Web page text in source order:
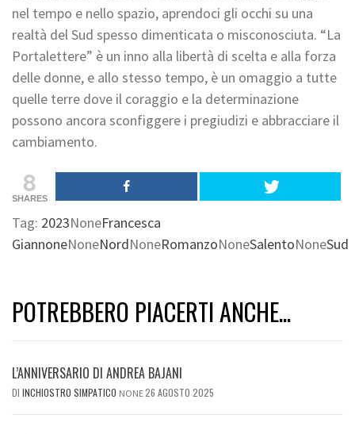
nel tempo e nello spazio, aprendoci gli occhi su una
realtà del Sud spesso dimenticata o misconosciuta. “La
Portalettere” è un inno alla libertà di scelta e alla forza
delle donne, e allo stesso tempo, è un omaggio a tutte
quelle terre dove il coraggio e la determinazione
possono ancora sconfiggere i pregiudizi e abbracciare il
cambiamento.
8
SHARES
Tag: 2023NoneFrancesca
GiannoneNoneNordNoneRomanzoNoneSalentoNoneSud
POTREBBERO PIACERTI ANCHE...
L’ANNIVERSARIO DI ANDREA BAJANI
DI INCHIOSTRO SIMPATICO NONE26 AGOSTO 2025